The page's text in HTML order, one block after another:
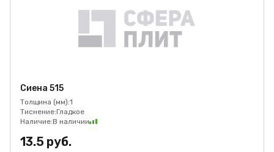
Сиена 515
Толщина (мм):1
Тиснение:Гладкое
Наличие:В наличии
13.5 руб.